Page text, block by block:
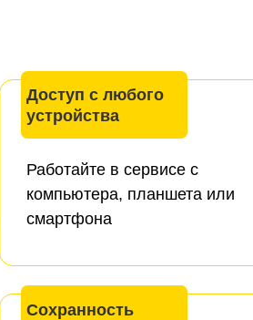
Доступ с любого
устройства
Сохранность
Работайте в сервисе с
компьютера, планшета или
смартфона